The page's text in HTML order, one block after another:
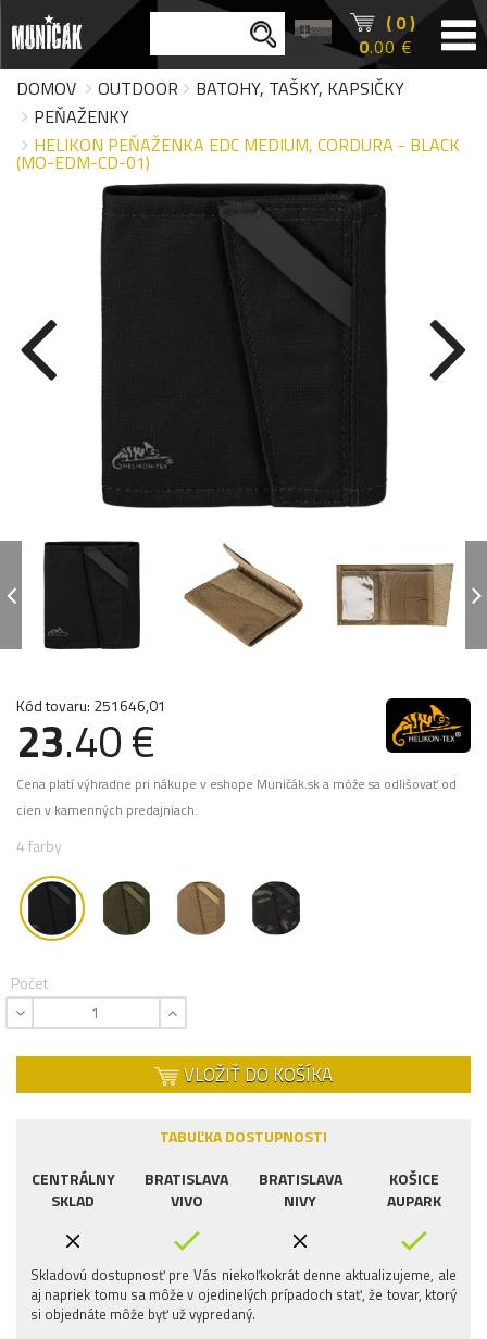
( 0 )
0.00 €
DOMOV
OUTDOOR
BATOHY, TAŠKY, KAPSIČKY
PEŇAŽENKY
HELIKON PEŇAŽENKA EDC MEDIUM, CORDURA - BLACK
(MO-EDM-CD-01)
Kód tovaru: 251646,01
23.40 €
Cena platí výhradne pri nákupe v eshope Muničák.sk a môže sa odlišovať od
cien v kamenných predajniach.
4 farby
Počet
VLOŽIŤ DO KOŠÍKA
TABUĽKA DOSTUPNOSTI
CENTRÁLNY
SKLAD
BRATISLAVA
VIVO
BRATISLAVA
NIVY
KOŠICE
AUPARK
Skladovú dostupnosť pre Vás niekoľkokrát denne aktualizujeme, ale
aj napriek tomu sa môže v ojedinelých prípadoch stať, že tovar, ktorý
si objednáte môže byť už vypredaný.